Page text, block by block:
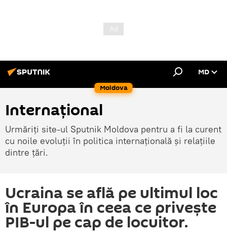
Moldova
MD
Internațional
Urmăriți site-ul Sputnik Moldova pentru a fi la curent
cu noile evoluții în politica internațională și relațiile
dintre țări.
Ucraina se află pe ultimul loc
în Europa în ceea ce privește
PIB-ul pe cap de locuitor.